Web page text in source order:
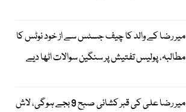
میر رضا کے والد کا چیف جسٹس سے از خود نوٹس کا
مطالبہ، پولیس تفتیش پر سنگین سوالات اٹھا دیے
میر رضا علی کی قبر کشائی صبح 9 بجے ہوگی، لاش